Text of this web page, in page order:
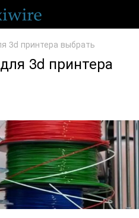
3d принтера выбрать
3d принтера